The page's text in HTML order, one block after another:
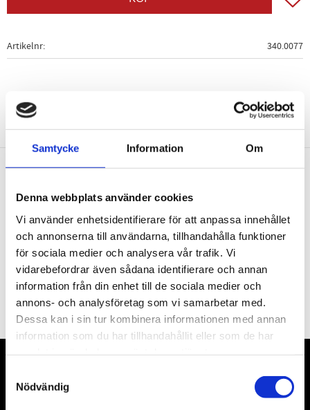
Samtycke Information Om
Denna webbplats använder cookies
Vi använder enhetsidentifierare för att anpassa innehållet
och annonserna till användarna, tillhandahålla funktioner
för sociala medier och analysera vår trafik. Vi
vidarebefordrar även sådana identifierare och annan
information från din enhet till de sociala medier och
annons- och analysföretag som vi samarbetar med.
Dessa kan i sin tur kombinera informationen med annan
information som du har tillhandahållit eller som de har
Nödvändig
Artikelnr 340.0077
Nyhetsbrev
PRENUMERERA
Dina personuppgifter behandlas i enlighet med vårintegritetspolicy
Våra främsta leverantörer är KS Tools verktyg, ATH billyftar